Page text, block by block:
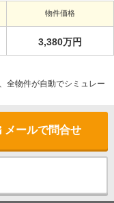
物件価格
3,380万円
全物件が自動でシミュレー
メールで問合せ